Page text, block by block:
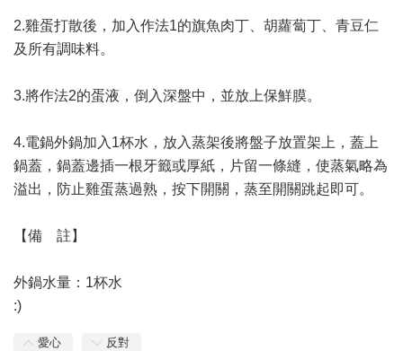
2.雞蛋打散後，加入作法1的旗魚肉丁、胡蘿蔔丁、青豆仁
及所有調味料。
3.將作法2的蛋液，倒入深盤中，並放上保鮮膜。
4.電鍋外鍋加入1杯水，放入蒸架後將盤子放置架上，蓋上
鍋蓋，鍋蓋邊插一根牙籤或厚紙，片留一條縫，使蒸氣略為
溢出，防止雞蛋蒸過熟，按下開關，蒸至開關跳起即可。
【備 註】
外鍋水量：1杯水
:)
愛心 反對